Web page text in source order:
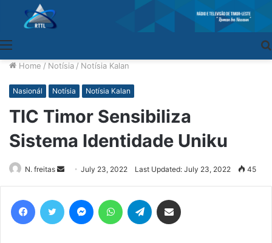
Home / Notísia / Notísia Kalan
Nasionál Notísia Notísia Kalan
TIC Timor Sensibiliza
Sistema Identidade Uniku
N. freitas
Send
an
email
July 23, 2022 Last Updated: July 23, 2022 45